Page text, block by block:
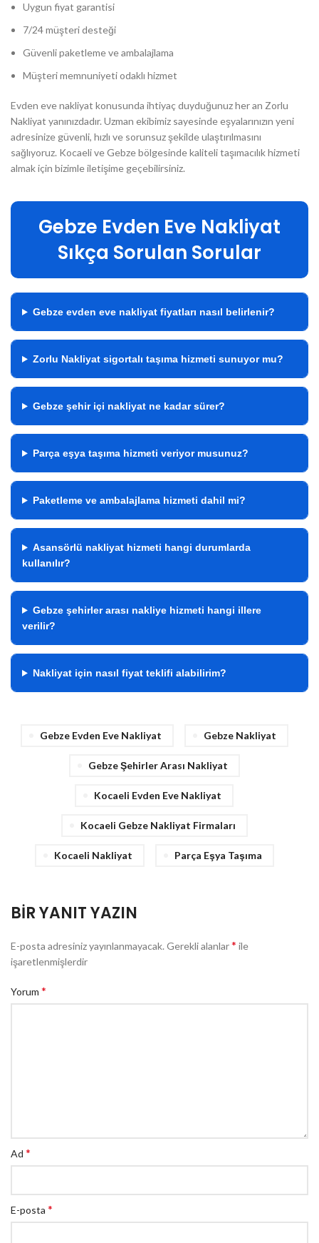
Uygun fiyat garantisi
7/24 müşteri desteği
Güvenli paketleme ve ambalajlama
Müşteri memnuniyeti odaklı hizmet
Evden eve nakliyat konusunda ihtiyaç duyduğunuz her an Zorlu
Nakliyat yanınızdadır. Uzman ekibimiz sayesinde eşyalarınızın yeni
adresinize güvenli, hızlı ve sorunsuz şekilde ulaştırılmasını
sağlıyoruz. Kocaeli ve Gebze bölgesinde kaliteli taşımacılık hizmeti
almak için bizimle iletişime geçebilirsiniz.
Gebze Evden Eve Nakliyat
Sıkça Sorulan Sorular
Gebze evden eve nakliyat fiyatları nasıl belirlenir?
Zorlu Nakliyat sigortalı taşıma hizmeti sunuyor mu?
Gebze şehir içi nakliyat ne kadar sürer?
Parça eşya taşıma hizmeti veriyor musunuz?
Paketleme ve ambalajlama hizmeti dahil mi?
Asansörlü nakliyat hizmeti hangi durumlarda
kullanılır?
Gebze şehirler arası nakliye hizmeti hangi illere
verilir?
Nakliyat için nasıl fiyat teklifi alabilirim?
Gebze Evden Eve Nakliyat Gebze Nakliyat
Gebze Şehirler Arası Nakliyat
Kocaeli Evden Eve Nakliyat
Kocaeli Gebze Nakliyat Firmaları
Kocaeli Nakliyat Parça Eşya Taşıma
BIR YANIT YAZIN
E-posta adresiniz yayınlanmayacak. Gerekli alanlar* ile
işaretlenmişlerdir
Yorum *
Ad *
E-posta *